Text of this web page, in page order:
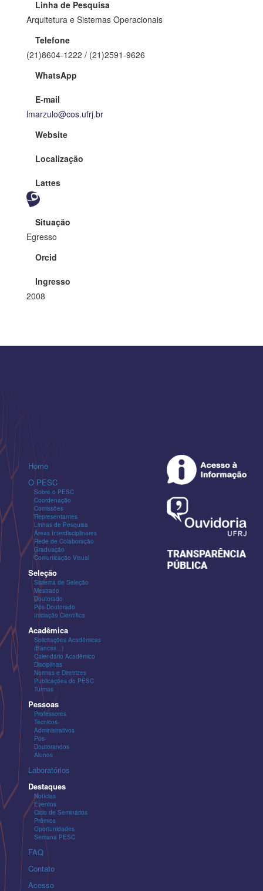
Linha de Pesquisa
Arquitetura e Sistemas Operacionais
Telefone
(21)8604-1222 / (21)2591-9626
WhatsApp
E-mail
lmarzulo@cos.ufrj.br
Website
Localização
Lattes
Situação
Egresso
Orcid
Ingresso
2008
Home
O PESC
Sobre o PESC
Coordenação
Comissões
Representantes
Linhas de Pesquisa
Áreas Interdisciplinares
Rede de Colaboração
Graduação
Comunicação Visual
Seleção
Sistema de Seleção
Mestrado
Doutorado
Pós-Doutorado
Iniciação Científica
Acadêmica
Solicitações Acadêmicas
(Bancas...)
Calendário Acadêmico
Disciplinas
Normas e Diretrizes
Publicações do PESC
Turmas
Pessoas
Professores
Técnicos-
Administrativos
Pós-
Doutorandos
Alunos
Laboratórios
Destaques
Notícias
Eventos
Ciclo de Seminários
Prêmios
Oportunidades
Semana PESC
FAQ
Contato
Acesso